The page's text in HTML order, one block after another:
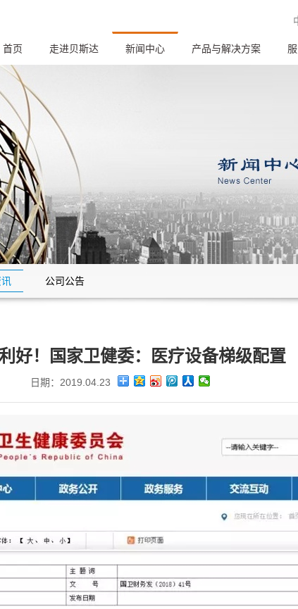
首页 走进贝斯达 新闻中心 产品与解决方案
公司公告
好！国家卫健委：医疗设备梯级配置
日期：2019.04.23